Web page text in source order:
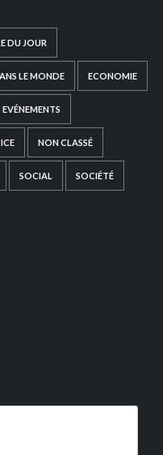
DU JOUR
LE MONDE ECONOMIE
EVÉNEMENTS
NON CLASSÉ
SOCIAL SOCIÉTÉ